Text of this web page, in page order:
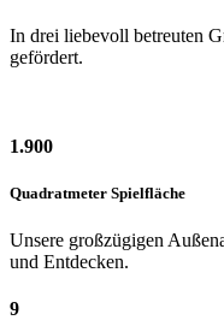
In drei liebevoll betreuten
gefördert.
1.900
Quadratmeter Spielfläche
Unsere großzügigen
und Entdecken.
9